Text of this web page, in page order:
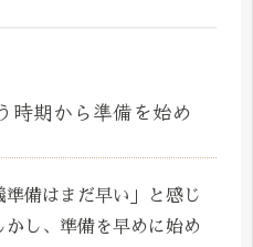
時期から準備を始め
備はまだ早い」と感じ
し、準備を早めに始め